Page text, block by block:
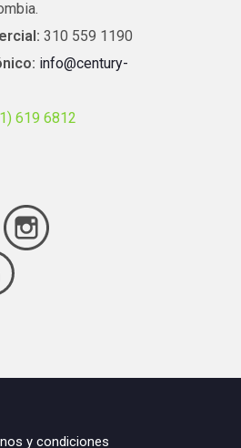
310 559 1190
info@century-
619 6812
y condiciones